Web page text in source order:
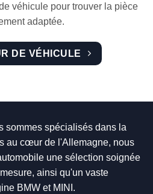
véhicule pour trouver la pièce
adaptée.
DE VÉHICULE
sommes spécialisés dans la
au cœur de l'Allemagne, nous
une sélection soignée
ainsi qu'un vaste
BMW et MINI.